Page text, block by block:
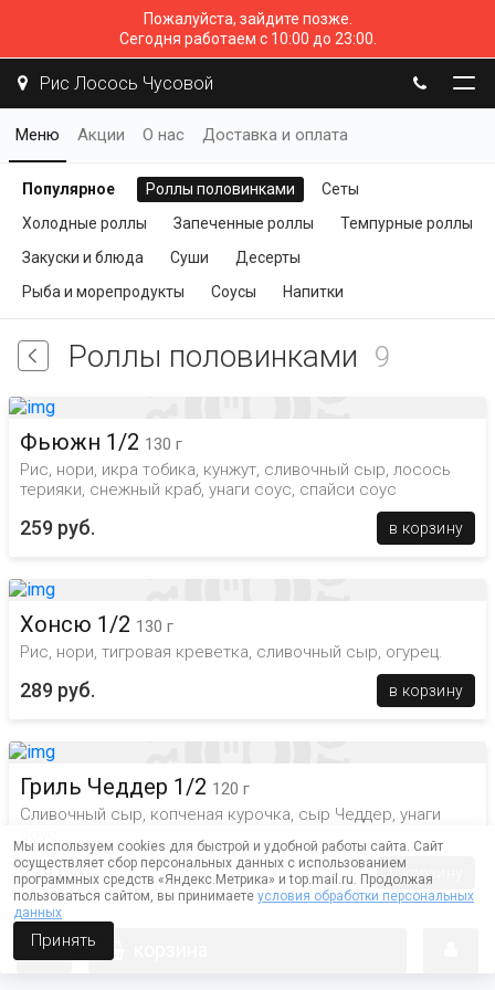
Пожалуйста, зайдите позже.
Сегодня работаем с 10:00 до 23:00.
Рис Лосось Чусовой
Меню Акции О нас Доставка и оплата
Популярное Роллы половинками
Сеты
Холодные роллы
Запеченные роллы
Темпурные роллы
Закуски и блюда
Суши
Десерты
Рыба и морепродукты
Соусы Напитки
Роллы половинками 9
Фьюжн 1/2 130 г
Рис, нори, икра тобика, кунжут, сливочный сыр, лосось
терияки, снежный краб, унаги соус, спайси соус
259 руб. в корзину
Хонсю 1/2 130 г
Рис, нори, тигровая креветка, сливочный сыр, огурец.
289 руб. в корзину
Гриль Чеддер 1/2 120 г
Сливочный сыр, копченая курочка, сыр Чеддер, унаги
229 руб. в корзину
Окинава 1/2
Мы используем cookies для быстрой и удобной работы сайта. Сайт
осуществляет сбор персональных данных с использованием
программных средств «Яндекс.Метрика» и top.mail.ru. Продолжая
пользоваться сайтом, вы принимаете условия обработки персональных
данных
Принять